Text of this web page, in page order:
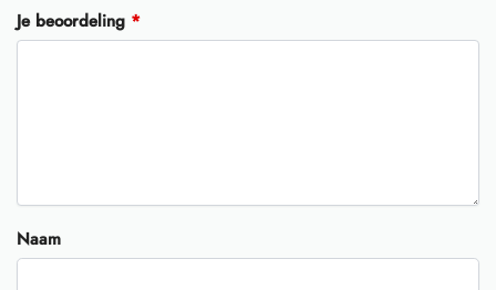
Je beoordeling *
Naam